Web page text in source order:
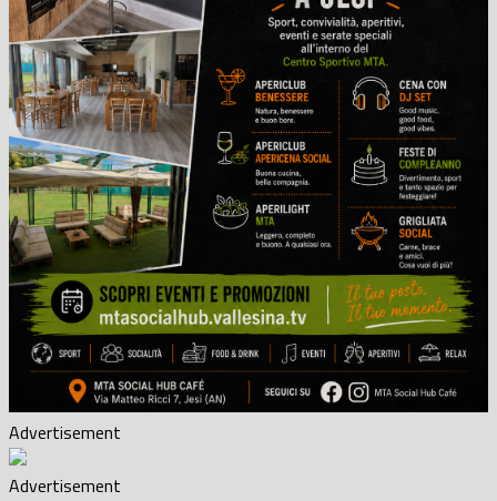
Advertisement
Advertisement